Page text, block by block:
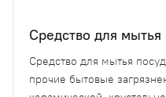
Средство для
Средство для мытья
прочие бытовые